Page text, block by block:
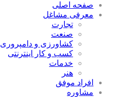
صفحه اصلی
معرفی مشاغل
تجارت
صنعت
كشاورزی و دامپروری
كسب و كار اينترنتی
خدمات
هنر
افراد موفق
مشاوره